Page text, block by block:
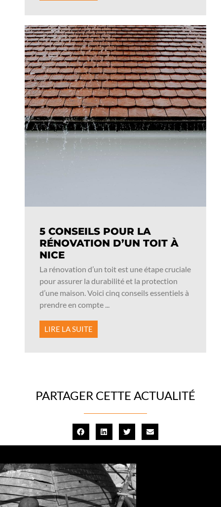
5 CONSEILS POUR LA
RÉNOVATION D’UN TOIT À
NICE
La rénovation d’un toit est une étape cruciale
pour assurer la durabilité et la protection
d’une maison. Voici cinq conseils essentiels à
prendre en compte ...
LIRE LA SUITE
PARTAGER CETTE ACTUALITÉ